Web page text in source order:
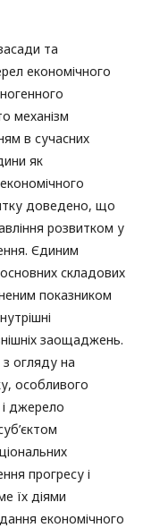
та
економічного
механізм
в сучасних
як
доведено, що
розвитком у
Єдиним
складових
показником
заощаджень.
з огляду на
особливого
джерело
прогресу і
їх діями
економічного